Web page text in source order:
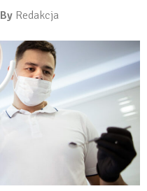
By Redakcja